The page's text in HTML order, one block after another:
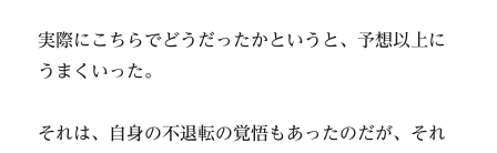
実際にこちらでどうだったかというと、予想以上に
うまくいった。
それは、自身の不退転の覚悟もあったのだが、それ